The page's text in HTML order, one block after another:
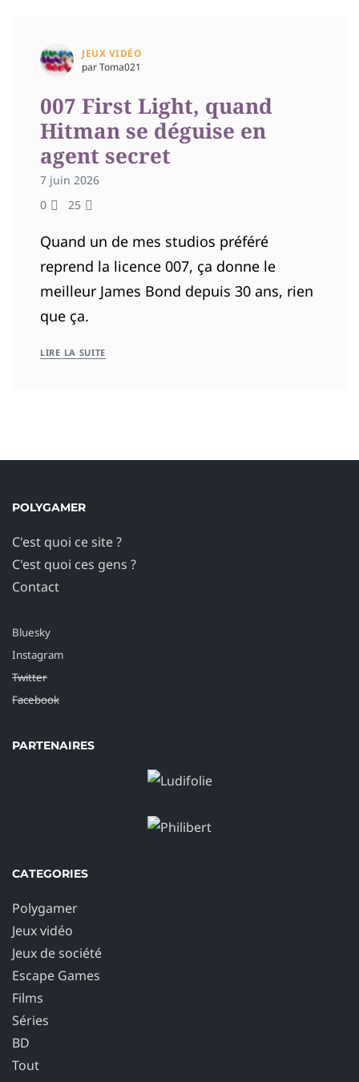
JEUX VIDÉO
par Toma021
007 First Light, quand
Hitman se déguise en
agent secret
7 juin 2026
0
25
Quand un de mes studios préféré
reprend la licence 007, ça donne le
meilleur James Bond depuis 30 ans, rien
que ça.
LIRE LA SUITE
POLYGAMER
C'est quoi ce site ?
C'est quoi ces gens ?
Contact
Bluesky
Instagram
Twitter
Facebook
PARTENAIRES
CATEGORIES
Polygamer
Jeux vidéo
Jeux de société
Escape Games
Films
Séries
BD
Tout